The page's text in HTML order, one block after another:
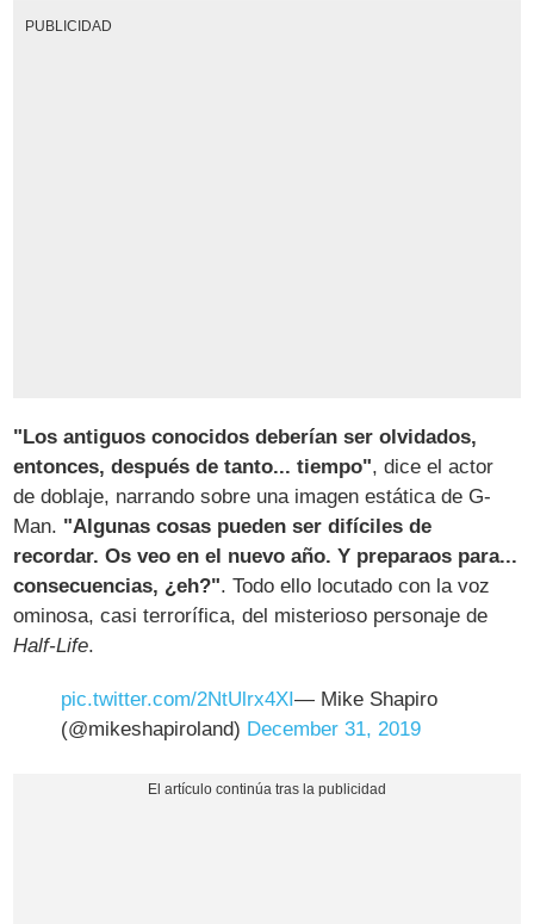
PUBLICIDAD
"Los antiguos conocidos deberían ser olvidados,
entonces, después de tanto... tiempo", dice el actor
de doblaje, narrando sobre una imagen estática de G-
Man. "Algunas cosas pueden ser difíciles de
recordar. Os veo en el nuevo año. Y preparaos para...
consecuencias, ¿eh?". Todo ello locutado con la voz
ominosa, casi terrorífica, del misterioso personaje de
Half-Life.
pic.twitter.com/2NtUlrx4XI— Mike Shapiro
(@mikeshapiroland) December 31, 2019